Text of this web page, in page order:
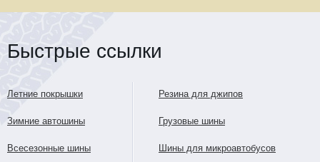
Быстрые ссылки
Летние покрышки
Зимние автошины
Всесезонные шины
Резина для джипов
Грузовые шины
Шины для микроавтобусов